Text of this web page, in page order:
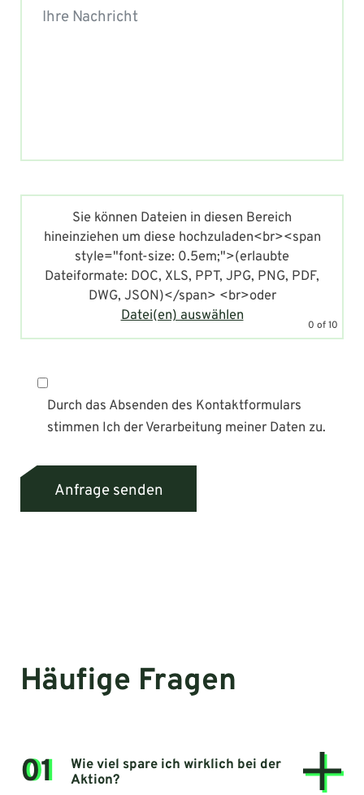
Sie können Dateien in diesen Bereich
hineinziehen um diese hochzuladen<br><span
style="font-size: 0.5em;">(erlaubte
Dateiformate: DOC, XLS, PPT, JPG, PNG, PDF,
DWG, JSON)</span> <br>oder
Datei(en) auswählen
0 of 10
Durch das Absenden des Kontaktformulars
stimmen Ich der Verarbeitung meiner Daten zu.
Anfrage senden
Häufige Fragen
01
Wie viel spare ich wirklich bei der
Aktion?